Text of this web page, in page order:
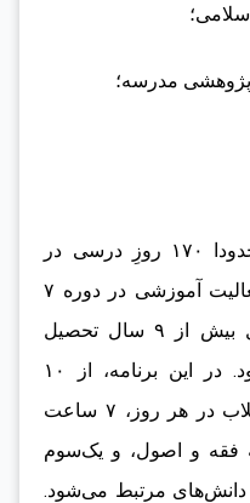
پژوهشی مدرسه؛
مطابق برنامه پیش‌بینی‌شده، حدودا ۱۷۰ روزِ درسی در
مؤسسه برقرار خواهد بود و فعالیت آموزشی در دوره ۷
ساله آموزشی مؤسسه، معادل بیش از ۹ سال تحصیل
علمی متعارف حوزه خواهد بود. در این برنامه، از ۱۰
ساعت وقت موظفی علمی طلاب در هر روز، ۷ ساعت
فقه و اصول، و یک‌سوم
دانش‌های مرتبط می‌شود.